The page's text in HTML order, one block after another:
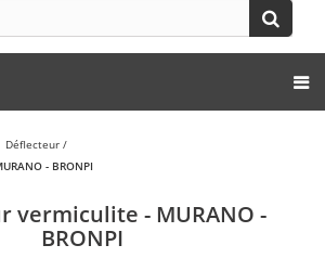
Déflecteur /
- BRONPI
vermiculite - MURANO -
BRONPI